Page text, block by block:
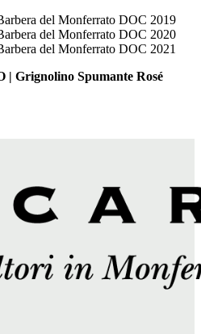
del Monferrato DOC 2019
del Monferrato DOC 2020
del Monferrato DOC 2021
| Grignolino Spumante Rosé